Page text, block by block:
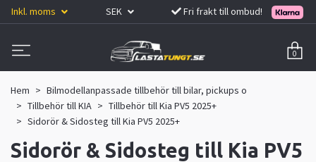
Inkl. moms SEK Fri frakt till ombud!
0
Hem
Bilmodellanpassade tillbehör till bilar, pickups o
Tillbehör till KIA
Tillbehör till Kia PV5 2025+
Sidorör & Sidosteg till Kia PV5 2025+
Sidorör & Sidosteg till Kia PV5